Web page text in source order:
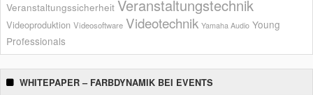
Veranstaltungssicherheit Veranstaltungstechnik
Videoproduktion Videosoftware Videotechnik Yamaha Audio Young
Professionals
WHITEPAPER – FARBDYNAMIK BEI EVENTS